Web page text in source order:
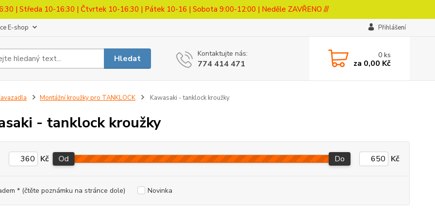
| Středa 10-16:30 | Čtvrtek 10-16:30 | Pátek 10-16 | Sobota 9:00-12:00 | Neděle ZAVŘENO ///
E-shop Přihlášení
Hledat Kontaktujte nás:
774 414 471
0ks
za 0,00 Kč
Montážní kroužky pro TANKLOCK Kawasaki - tanklock kroužky
- tanklock kroužky
Kč Od Do Kč
* (čtěte poznámku na stránce dole) Novinka